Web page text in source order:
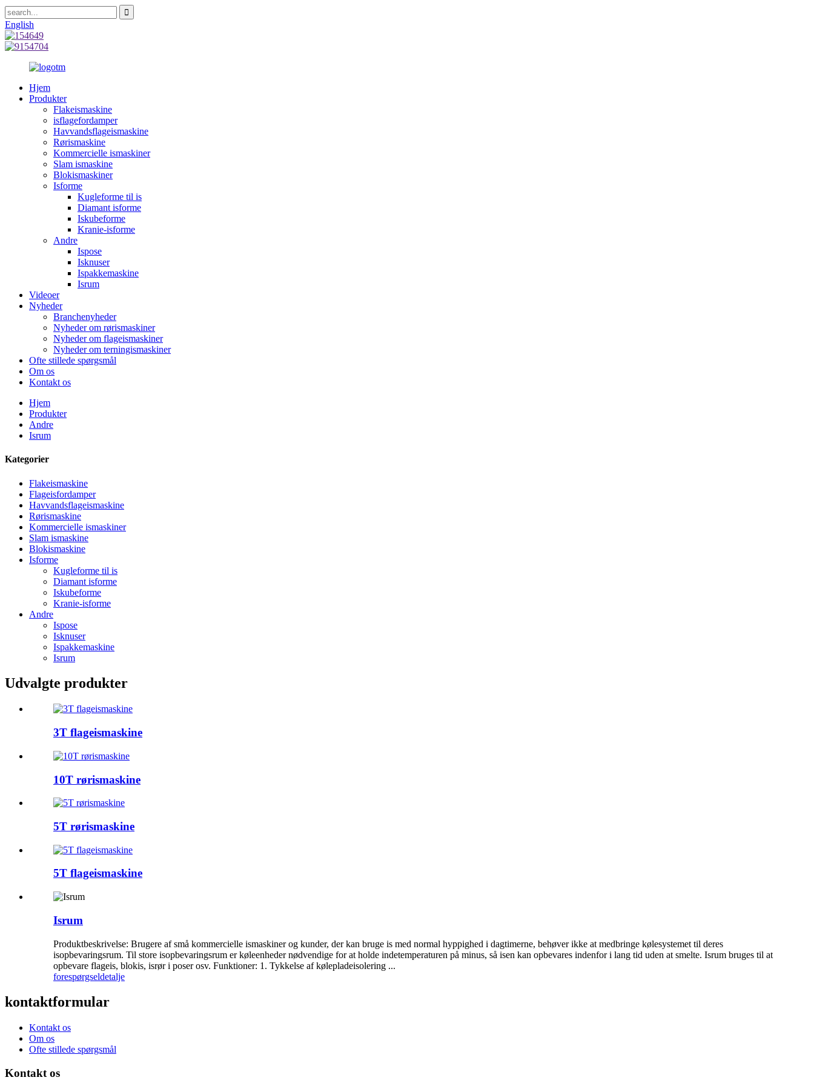
English
Hjem
Produkter
Flakeismaskine
isflagefordamper
Havvandsflageismaskine
Rørismaskine
Kommercielle ismaskiner
Slam ismaskine
Blokismaskiner
Isforme
Kugleforme til is
Diamant isforme
Iskubeforme
Kranie-isforme
Andre
Ispose
Isknuser
Ispakkemaskine
Isrum
Videoer
Nyheder
Branchenyheder
Nyheder om rørismaskiner
Nyheder om flageismaskiner
Nyheder om terningismaskiner
Ofte stillede spørgsmål
Om os
Kontakt os
Hjem
Produkter
Andre
Isrum
Kategorier
Flakeismaskine
Flageisfordamper
Havvandsflageismaskine
Rørismaskine
Kommercielle ismaskiner
Slam ismaskine
Blokismaskine
Isforme
Kugleforme til is
Diamant isforme
Iskubeforme
Kranie-isforme
Andre
Ispose
Isknuser
Ispakkemaskine
Isrum
Udvalgte produkter
3T flageismaskine
10T rørismaskine
5T rørismaskine
5T flageismaskine
Isrum
Produktbeskrivelse: Brugere af små kommercielle ismaskiner og kunder, der kan bruge is med normal hyppighed i dagtimerne, behøver ikke at medbringe kølesystemet til deres
isopbevaringsrum. Til store isopbevaringsrum er køleenheder nødvendige for at holde indetemperaturen på minus, så isen kan opbevares indenfor i lang tid uden at smelte. Isrum bruges til at
opbevare flageis, blokis, isrør i poser osv. Funktioner: 1. Tykkelse af kølepladeisolering ...
forespørgseldetalje
kontaktformular
Kontakt os
Om os
Ofte stillede spørgsmål
Kontakt os